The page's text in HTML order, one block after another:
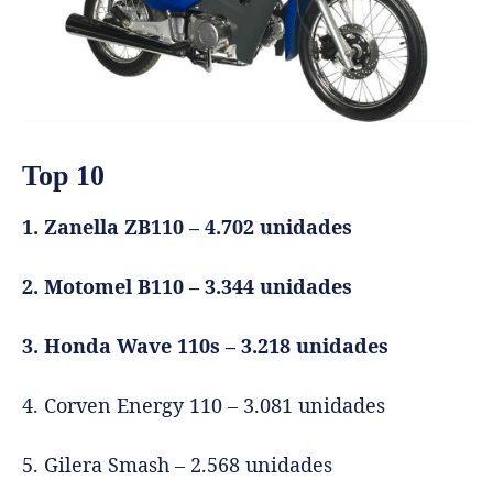
Top 10
1. Zanella ZB110 – 4.702 unidades
2. Motomel B110 – 3.344 unidades
3. Honda Wave 110s – 3.218 unidades
4. Corven Energy 110 – 3.081 unidades
5. Gilera Smash – 2.568 unidades